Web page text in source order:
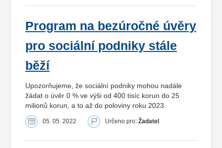
Program na bezúročné úvěry
pro sociální podniky stále
běží
Upozorňujeme, že sociální podniky mohou nadále
žádat o úvěr 0 % ve výši od 400 tisíc korun do 25
milionů korun, a to až do poloviny roku 2023.
05. 05. 2022 Určeno pro: Žadatel